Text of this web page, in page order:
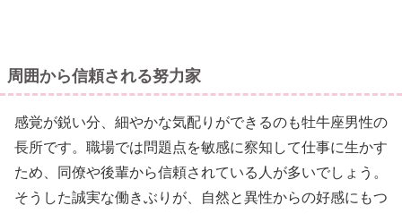
周囲から信頼される努力家
感覚が鋭い分、細やかな気配りができるのも牡牛座男性の
長所です。職場では問題点を敏感に察知して仕事に生かす
ため、同僚や後輩から信頼されている人が多いでしょう。
そうした誠実な働きぶりが、自然と異性からの好感にもつ